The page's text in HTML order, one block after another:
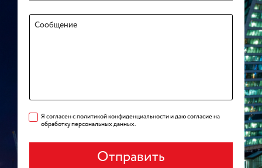
Я согласен с политикой конфиденциальности и даю согласие на
обработку персональных данных.
Отправить